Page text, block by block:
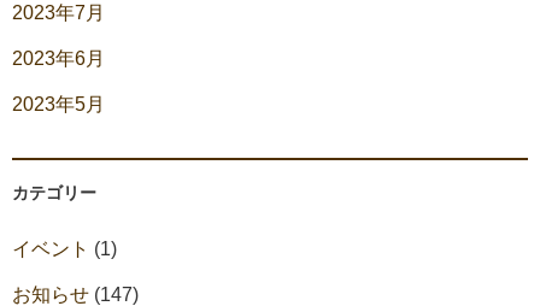
2023年7月
2023年6月
2023年5月
カテゴリー
イベント (1)
お知らせ (147)